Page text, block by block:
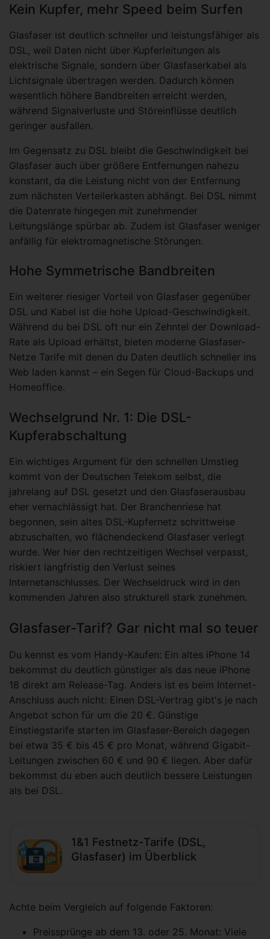
Kein Kupfer, mehr Speed beim Surfen
Glasfaser ist deutlich schneller und leistungsfähiger als
DSL, weil Daten nicht über Kupferleitungen als
elektrische Signale, sondern über Glasfaserkabel als
Lichtsignale übertragen werden. Dadurch können
wesentlich höhere Bandbreiten erreicht werden,
während Signalverluste und Störeinflüsse deutlich
geringer ausfallen.
Im Gegensatz zu DSL bleibt die Geschwindigkeit bei
Glasfaser auch über größere Entfernungen nahezu
konstant, da die Leistung nicht von der Entfernung
zum nächsten Verteilerkasten abhängt. Bei DSL nimmt
die Datenrate hingegen mit zunehmender
Leitungslänge spürbar ab. Zudem ist Glasfaser weniger
anfällig für elektromagnetische Störungen.
Hohe Symmetrische Bandbreiten
Ein weiterer riesiger Vorteil von Glasfaser gegenüber
DSL und Kabel ist die hohe Upload-Geschwindigkeit.
Während du bei DSL oft nur ein Zehntel der Download-
Rate als Upload erhältst, bieten moderne Glasfaser-
Netze Tarife mit denen du Daten deutlich schneller ins
Web laden kannst – ein Segen für Cloud-Backups und
Homeoffice.
Wechselgrund Nr. 1: Die DSL-
Kupferabschaltung
Ein wichtiges Argument für den schnellen Umstieg
kommt von der Deutschen Telekom selbst, die
jahrelang auf DSL gesetzt und den Glasfaserausbau
eher vernachlässigt hat. Der Branchenriese hat
begonnen, sein altes DSL-Kupfernetz schrittweise
abzuschalten, wo flächendeckend Glasfaser verlegt
wurde. Wer hier den rechtzeitigen Wechsel verpasst,
riskiert langfristig den Verlust seines
Internetanschlusses. Der Wechseldruck wird in den
kommenden Jahren also strukturell stark zunehmen.
Glasfaser-Tarif? Gar nicht mal so teuer
Du kennst es vom Handy-Kaufen: Ein altes iPhone 14
bekommst du deutlich günstiger als das neue iPhone
18 direkt am Release-Tag. Anders ist es beim Internet-
Anschluss auch nicht: Einen DSL-Vertrag gibt's je nach
Angebot schon für um die 20 €. Günstige
Einstiegstarife starten im Glasfaser-Bereich dagegen
bei etwa 35 € bis 45 € pro Monat, während Gigabit-
Leitungen zwischen 60 € und 90 € liegen. Aber dafür
bekommst du eben auch deutlich bessere Leistungen
als bei DSL.
1&1 Festnetz-Tarife (DSL,
Glasfaser) im Überblick
Achte beim Vergleich auf folgende Faktoren:
Preissprünge ab dem 13. oder 25. Monat: Viele